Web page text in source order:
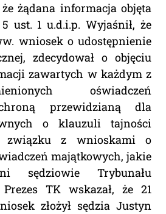
żądana informacja objęta
ust. 1 u.d.i.p. Wyjaśnił, że
wniosek o udostępnienie
zdecydował o objęciu
zawartych w każdym z
oświadczeń
przewidzianą dla
o klauzuli tajności
związku z wnioskami o
majątkowych, jakie
sędziowie Trybunału
Prezes TK wskazał, że 21
złożył sędzia Justyn